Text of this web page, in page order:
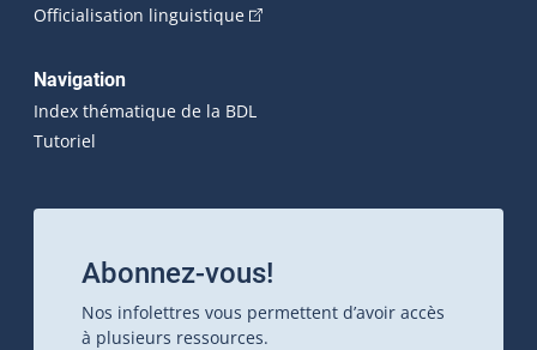
Officialisation linguistique(Cet hyperlien externe s'ouvrira
Navigation
Index thématique de la BDL
Tutoriel
Abonnez-vous!
Nos infolettres vous permettent d’avoir accès
à plusieurs ressources.